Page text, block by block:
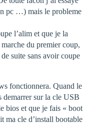
pc …) mais le probleme
l’alim et que je la
du premier coup,
suite sans avoir coupe
fonctionnera. Quand le
demarrer sur la cle USB
bios et que je fais « boot
ma cle d’install bootable